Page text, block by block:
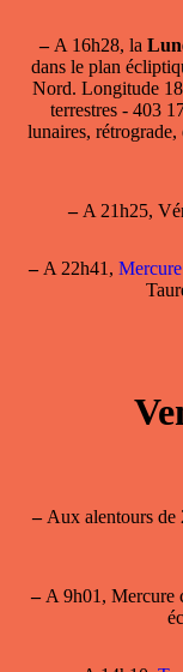
–A 16h28, la
dans le plan
Nord. Longitude
terrestres - 403
lunaires,
–A 21h25,
–A 22h41, Mercure
–Aux alentours de
–A 9h01, Mercure